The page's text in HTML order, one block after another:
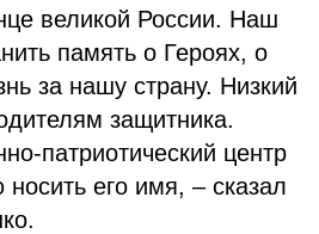
великой России. Наш
память о Героях, о
за нашу страну. Низкий
защитника.
патриотический центр
носить его имя, – сказал